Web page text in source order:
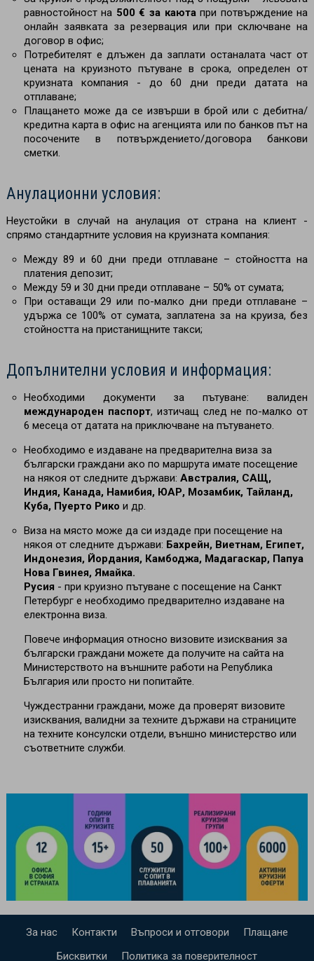
равностойност на 500 € за каютапри потвърждение на
онлайн заявката за резервация или при сключване на
договор в офис;
Потребителят е длъжен да заплати останалата част от
цената на круизното пътуване в срока, определен от
круизната компания - до 60 дни преди датата на
отплаване;
Плащането може да се извърши в брой или с дебитна/
кредитна карта в офис на агенцията или по банков път на
посочените в потвърждението/договора банкови
сметки.
Анулационни условия:
Неустойки в случай на анулация от страна на клиент -
спрямо стандартните условия на круизната компания:
Между 89 и 60 дни преди отплаване – стойността на
платения депозит;
Между 59 и 30 дни преди отплаване – 50% от сумата;
При оставащи 29 или по-малко дни преди отплаване –
удържа се 100% от сумата, заплатена за на круиза, без
стойността на пристанищните такси;
Допълнителни условия и информация:
Необходими документи за пътуване: валиден
международен паспорт, изтичащ след не по-малко от
6 месеца от датата на приключване на пътуването.
Необходимо е издаване на предварителна виза за
български граждани ако по маршрута имате посещение
на някоя от следните държави: Австралия, САЩ,
Индия, Канада, Намибия, ЮАР, Мозамбик, Тайланд,
Куба, Пуерто Рико и др.
Виза на място може да си издаде при посещение на
някоя от следните държави: Бахрейн, Виетнам, Египет,
Индонезия, Йордания, Камбоджа, Мадагаскар, Папуа
Нова Гвинея, Ямайка.
Русия - при круизно пътуване с посещение на Санкт
Петербург е необходимо предварително издаване на
електронна виза.
Повече информация относно визовите изисквания за
български граждани можете да получите на сайта на
Министерството на външните работи на Република
България или просто ни попитайте.
Чуждестранни граждани, може да проверят визовите
изисквания, валидни за техните държави на страниците
на техните консулски отдели, външно министерство или
съответните служби.
За нас Контакти Въпроси и отговори
Плащане
Бисквитки
Политика за поверителност